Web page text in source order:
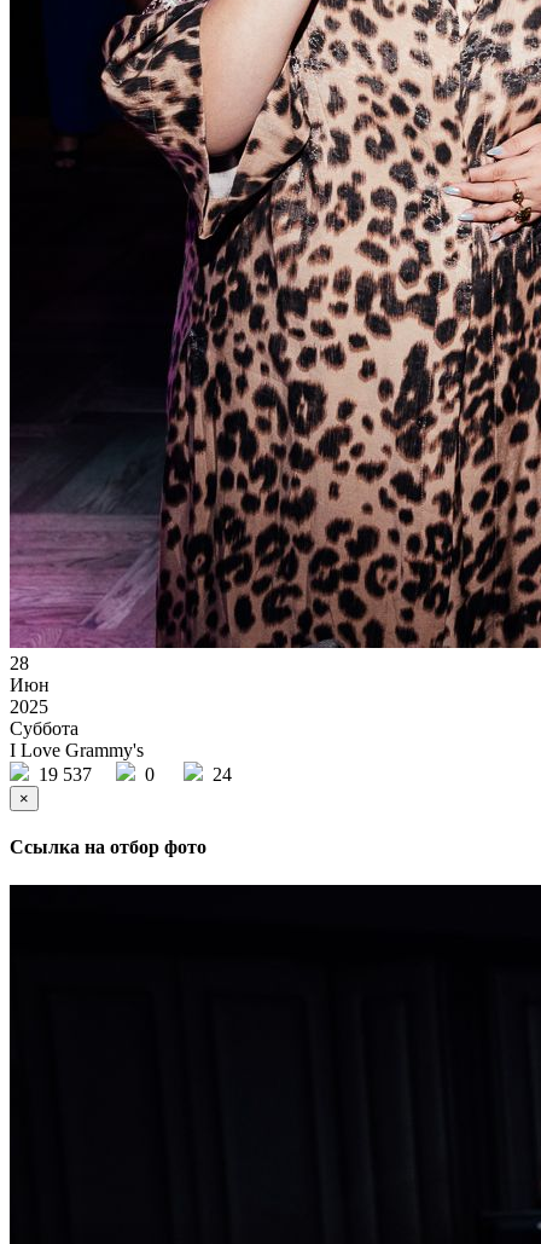
28
Июн
2025
Суббота
I Love Grammy's
19 537
0 24
×
Ссылка на отбор фото